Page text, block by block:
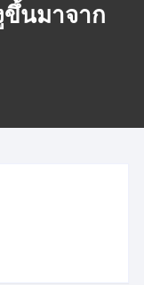
ขึ้นมาจาก